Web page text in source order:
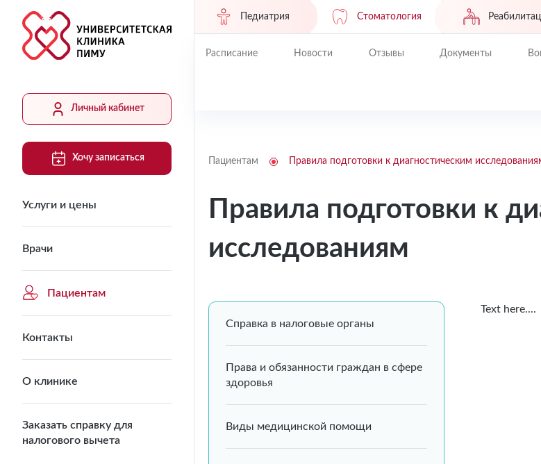
Личный кабинет
Хочу записаться
Услуги и цены
Врачи
Пациентам
Контакты
О клинике
Заказать справку для
налогового вычета
Педиатрия Стоматология
Расписание Новости Отзывы Документы
Пациентам Правила подготовки к диагностическим
Правила подготовки к
исследованиям
Справка в налоговые органы
Права и обязанности граждан в сфере
здоровья
Виды медицинской помощи
Text here....